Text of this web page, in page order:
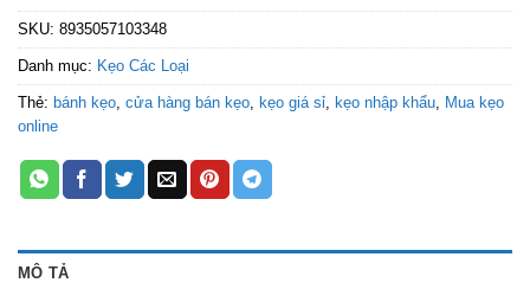
SKU: 8935057103348
Danh mục: Kẹo Các Loại
Thẻ: bánh kẹo, cửa hàng bán kẹo, kẹo giá sỉ, kẹo nhập khẩu, Mua kẹo
online
MÔ TẢ